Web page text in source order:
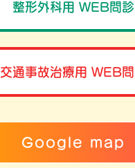
整形外科用 WEB問診
交通事故治療用 WEB
Google map